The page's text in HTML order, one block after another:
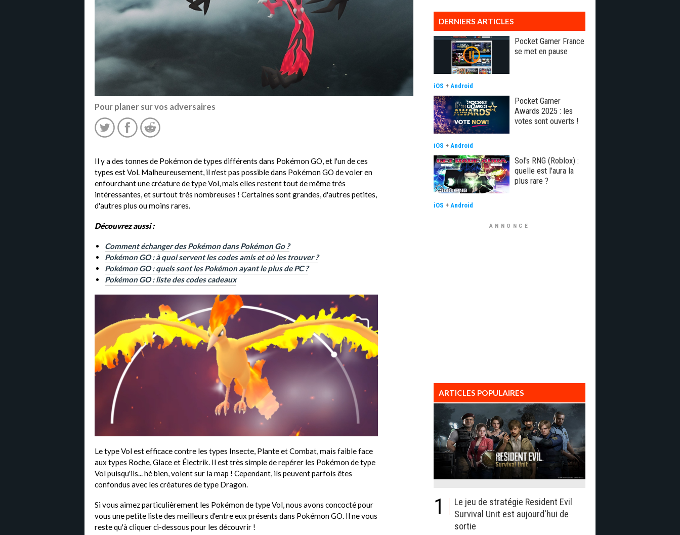
Pour planer sur vos adversaires
Il y a des tonnes de Pokémon de types différents dans Pokémon GO, et l'un de ces
types est Vol. Malheureusement, il n'est pas possible dans Pokémon GO de voler en
enfourchant une créature de type Vol, mais elles restent tout de même très
intéressantes, et surtout très nombreuses ! Certaines sont grandes, d'autres petites,
d'autres plus ou moins rares.
Découvrez aussi :
Comment échanger des Pokémon dans Pokémon Go ?
Pokémon GO : à quoi servent les codes amis et où les trouver ?
Pokémon GO : quels sont les Pokémon ayant le plus de PC ?
Pokémon GO : liste des codes cadeaux
Le type Vol est efficace contre les types Insecte, Plante et Combat, mais faible face
aux types Roche, Glace et Électrik. Il est très simple de repérer les Pokémon de type
Vol puisqu'ils... hé bien, volent sur la map ! Cependant, ils peuvent parfois êtes
confondus avec les créatures de type Dragon.
Si vous aimez particulièrement les Pokémon de type Vol, nous avons concocté pour
vous une petite liste des meilleurs d'entre eux présents dans Pokémon GO. Il ne vous
reste qu'à cliquer ci-dessous pour les découvrir !
DERNIERS ARTICLES
Pocket Gamer France
se met en pause
iOS + Android
Pocket Gamer
Awards 2025 : les
votes sont ouverts !
iOS + Android
Sol's RNG (Roblox) :
quelle est l'aura la
plus rare ?
iOS + Android
ANNONCE
ARTICLES POPULAIRES
1
Le jeu de stratégie Resident Evil
Survival Unit est aujourd'hui de
sortie